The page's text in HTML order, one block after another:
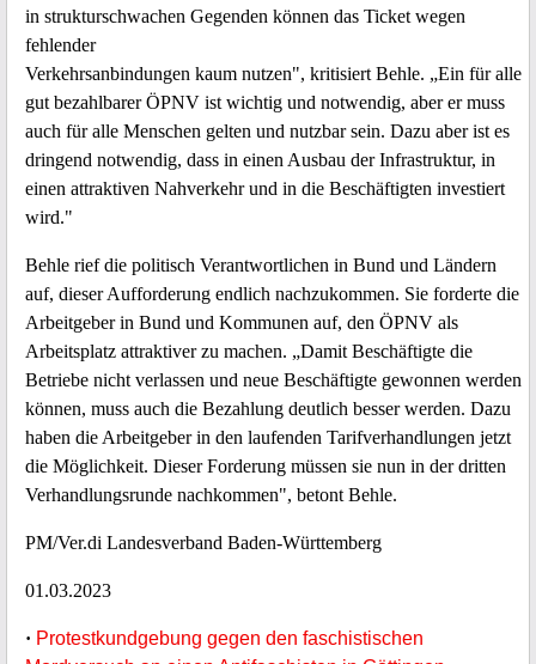
in strukturschwachen Gegenden können das Ticket wegen
fehlender
Verkehrsanbindungen kaum nutzen", kritisiert Behle. „Ein für alle
gut bezahlbarer ÖPNV ist wichtig und notwendig, aber er muss
auch für alle Menschen gelten und nutzbar sein. Dazu aber ist es
dringend notwendig, dass in einen Ausbau der Infrastruktur, in
einen attraktiven Nahverkehr und in die Beschäftigten investiert
wird."
Behle rief die politisch Verantwortlichen in Bund und Ländern
auf, dieser Aufforderung endlich nachzukommen. Sie forderte die
Arbeitgeber in Bund und Kommunen auf, den ÖPNV als
Arbeitsplatz attraktiver zu machen. „Damit Beschäftigte die
Betriebe nicht verlassen und neue Beschäftigte gewonnen werden
können, muss auch die Bezahlung deutlich besser werden. Dazu
haben die Arbeitgeber in den laufenden Tarifverhandlungen jetzt
die Möglichkeit. Dieser Forderung müssen sie nun in der dritten
Verhandlungsrunde nachkommen", betont Behle.
PM/Ver.di Landesverband Baden-Württemberg
01.03.2023
· Protestkundgebung gegen den faschistischen